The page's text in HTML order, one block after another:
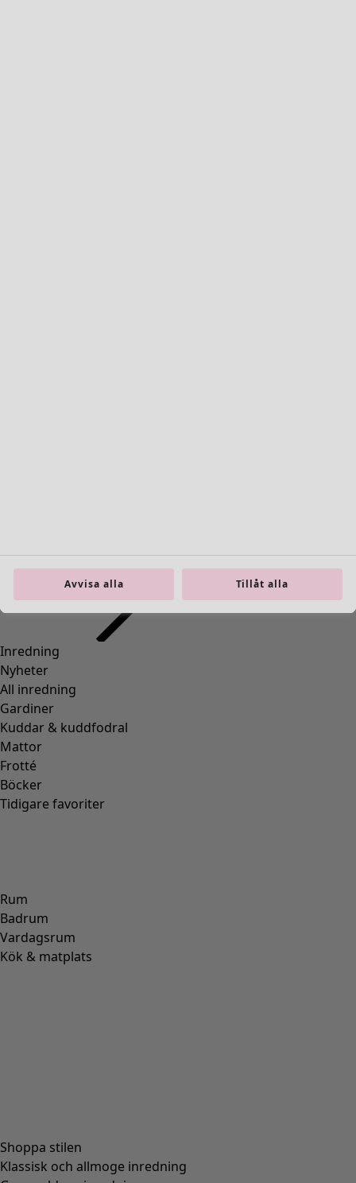
Inredning
Nyheter
All inredning
Gardiner
Kuddar & kuddfodral
Mattor
Frotté
Böcker
Tidigare favoriter
Rum
Badrum
Vardagsrum
Kök & matplats
Shoppa stilen
Klassisk och allmoge inredning
Avvisa alla Tillåt alla